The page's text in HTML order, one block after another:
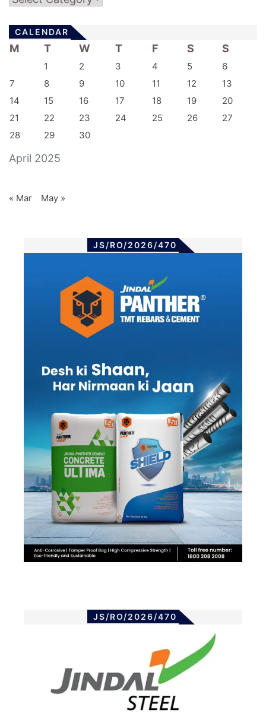
CALENDAR
April 2025
M T W T F S S
1 2 3 4 5
6
7
8 9 10 11 12
13
14
15 16 17 18 19
20
21
22 23 24 25 26
27
28
29 30
« Mar May »
JS/RO/2026/470
JS/RO/2026/470